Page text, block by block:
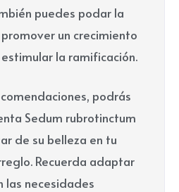
puedes podar la
un crecimiento
la ramificación.
podrás
Sedum rubrotinctum
de su belleza en tu
Recuerda adaptar
las necesidades